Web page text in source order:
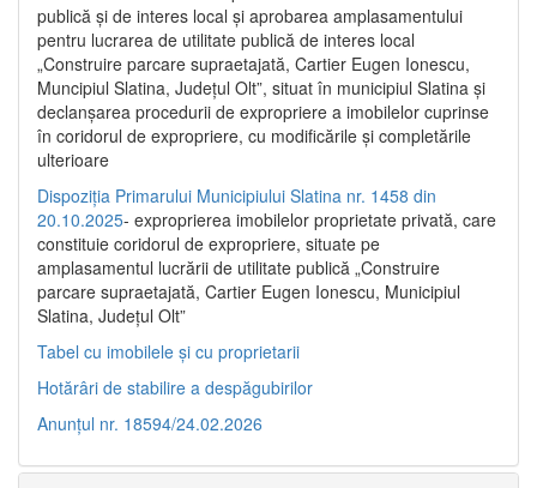
publică şi de interes local şi aprobarea amplasamentului
pentru lucrarea de utilitate publică de interes local
„Construire parcare supraetajată, Cartier Eugen Ionescu,
Muncipiul Slatina, Judeţul Olt”, situat în municipiul Slatina şi
declanşarea procedurii de expropriere a imobilelor cuprinse
în coridorul de expropriere, cu modificările şi completările
ulterioare
Dispoziția Primarului Municipiului Slatina nr. 1458 din
20.10.2025- exproprierea imobilelor proprietate privată, care
constituie coridorul de expropriere, situate pe
amplasamentul lucrării de utilitate publică „Construire
parcare supraetajată, Cartier Eugen Ionescu, Municipiul
Slatina, Județul Olt”
Tabel cu imobilele și cu proprietarii
Hotărâri de stabilire a despăgubirilor
Anunțul nr. 18594/24.02.2026